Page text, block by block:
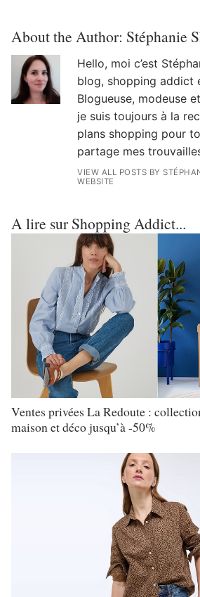
About the Author: Stéphanie
Hello, moi c’est
blog, shopping addict
Blogueuse, modeuse
je suis toujours à la
plans shopping pour
partage mes
VIEW ALL POSTS BY
WEBSITE
A lire sur Shopping Addict...
Ventes privées La Redoute :
maison et déco jusqu’à -50%